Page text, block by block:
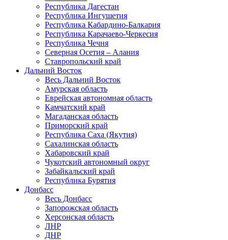
Республика Дагестан
Республика Ингушетия
Республика Кабардино-Балкария
Республика Карачаево-Черкесия
Республика Чечня
Северная Осетия – Алания
Ставропольский край
Дальний Восток
Весь Дальний Восток
Амурская область
Еврейская автономная область
Камчатский край
Магаданская область
Приморский край
Республика Саха (Якутия)
Сахалинская область
Хабаровский край
Чукотский автономный округ
Забайкальский край
Республика Бурятия
Донбасс
Весь Донбасс
Запорожская область
Херсонская область
ЛНР
ДНР